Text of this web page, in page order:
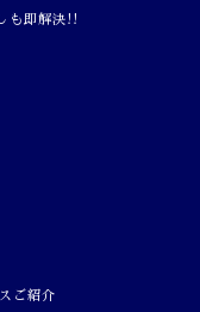
も即解決!!
ご紹介